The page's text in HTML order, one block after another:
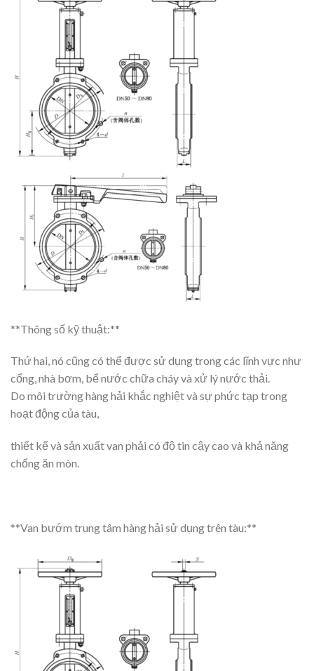
**Thông số kỹ thuật:**
Thứ hai, nó cũng có thể được sử dụng trong các lĩnh vực như
cổng, nhà bơm, bể nước chữa cháy và xử lý nước thải.
Do môi trường hàng hải khắc nghiệt và sự phức tạp trong
hoạt động của tàu,
thiết kế và sản xuất van phải có độ tin cậy cao và khả năng
chống ăn mòn.
**Van bướm trung tâm hàng hải sử dụng trên tàu:**